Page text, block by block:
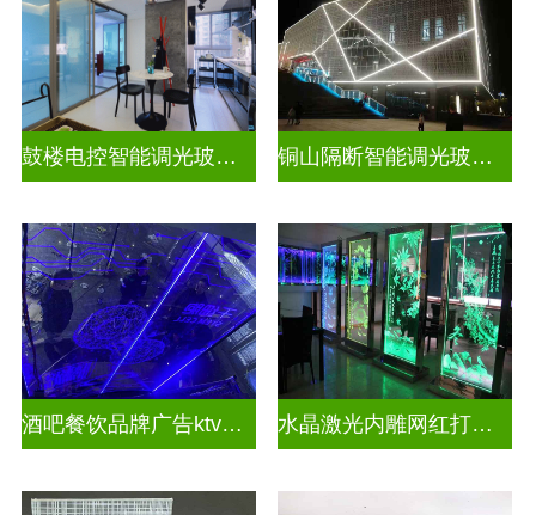
鼓楼电控智能调光玻璃安装方法 铜山隔断智能调光玻璃安装电话
酒吧餐饮品牌广告ktv激光内雕发光艺术玻璃 水晶激光内雕网红打卡背景